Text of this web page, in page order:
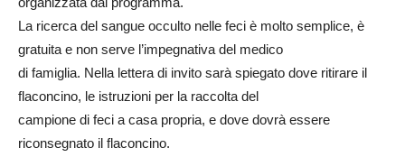
La ricerca del sangue occulto nelle feci è molto semplice, è
gratuita e non serve l’impegnativa del medico
di famiglia. Nella lettera di invito sarà spiegato dove ritirare il
flaconcino, le istruzioni per la raccolta del
campione di feci a casa propria, e dove dovrà essere
riconsegnato il flaconcino.